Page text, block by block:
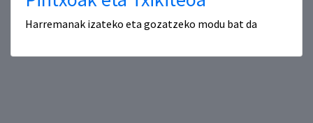
Harremanak izateko eta gozatzeko modu bat da